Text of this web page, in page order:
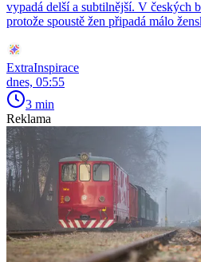
vypadá delší a subtilnější. V českých
protože spoustě žen připadá málo
ExtraInspirace
dnes, 05:55
3 min
Reklama